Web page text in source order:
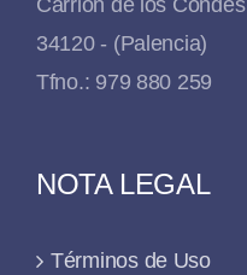
Carrión de los Condes
34120 - (Palencia)
Tfno.: 979 880 259
NOTA LEGAL
Términos de Uso